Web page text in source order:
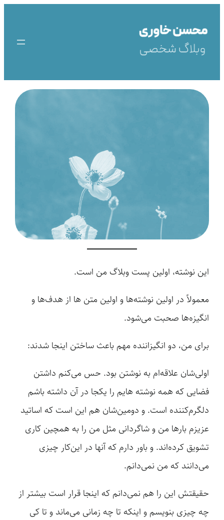
محتوا
این نوشته، اولین پست وبلاگ من است.
معمولاً در اولین نوشته‌ها و اولین متن ها از هدف‌ها و
انگیزه‌ها صحبت می‌شود.
برای من، دو انگیزاننده مهم باعث ساختن اینجا شدند:
اولی‌شان علاقه‌ام به نوشتن بود. حس می‌کنم داشتن
فضایی که همه نوشته هایم را یکجا در آن داشته باشم
دلگرم‌کننده است. و دومین‌شان هم این است که اساتید
عزیزم بارها من و شاگردانی مثل من را به همچین کاری
تشویق کرده‌اند. و باور دارم که آنها در این‌کار چیزی
می‌دانند که من نمی‌دانم.
حقیقتش این را هم نمی‌دانم که اینجا قرار است بیشتر از
چه چیزی بنویسم و اینکه تا چه زمانی می‌ماند و تا کی